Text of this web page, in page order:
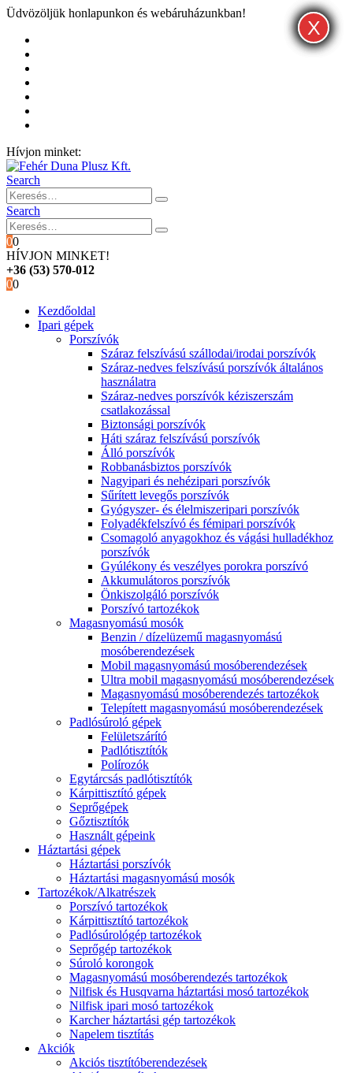
Üdvözöljük honlapunkon és webáruházunkban!
Hívjon minket:
Search
Search
00
HÍVJON MINKET!
+36 (53) 570-012
00
Kezdőoldal
Ipari gépek
Porszívók
Száraz felszívású szállodai/irodai porszívók
Száraz-nedves felszívású porszívók általános
használatra
Száraz-nedves porszívók kéziszerszám
csatlakozással
Biztonsági porszívók
Háti száraz felszívású porszívók
Álló porszívók
Robbanásbiztos porszívók
Nagyipari és nehézipari porszívók
Sűrített levegős porszívók
Gyógyszer- és élelmiszeripari porszívók
Folyadékfelszívó és fémipari porszívók
Csomagoló anyagokhoz és vágási hulladékhoz
porszívók
Gyúlékony és veszélyes porokra porszívó
Akkumulátoros porszívók
Önkiszolgáló porszívók
Porszívó tartozékok
Magasnyomású mosók
Benzin / dízelüzemű magasnyomású
mosóberendezések
Mobil magasnyomású mosóberendezések
Ultra mobil magasnyomású mosóberendezések
Magasnyomású mosóberendezés tartozékok
Telepített magasnyomású mosóberendezések
Padlósúroló gépek
Felületszárító
Padlótisztítók
Polírozók
Egytárcsás padlótisztítók
Kárpittisztító gépek
Seprőgépek
Gőztisztítók
Használt gépeink
Háztartási gépek
Háztartási porszívók
Háztartási magasnyomású mosók
Tartozékok/Alkatrészek
Porszívó tartozékok
Kárpittisztító tartozékok
Padlósúrológép tartozékok
Seprőgép tartozékok
Súroló korongok
Magasnyomású mosóberendezés tartozékok
Nilfisk és Husqvarna háztartási mosó tartozékok
Nilfisk ipari mosó tartozékok
Karcher háztartási gép tartozékok
Napelem tisztítás
Akciók
Akciós tisztítóberendezések
X
X
X